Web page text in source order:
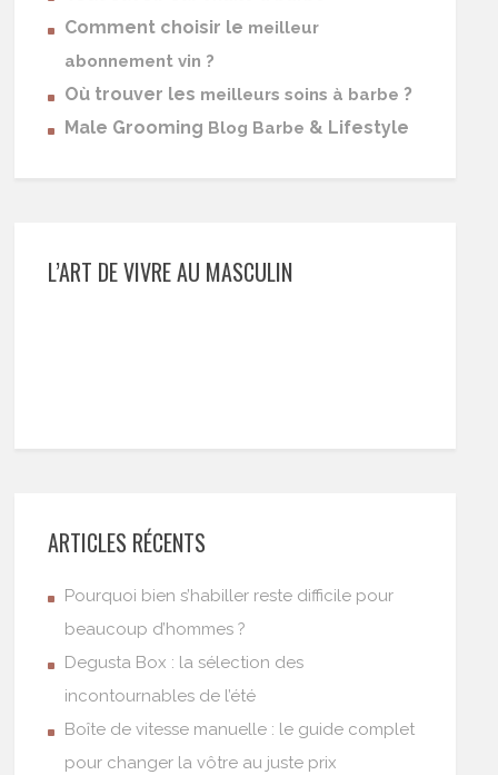
Comment choisir le meilleur
abonnement vin ?
Où trouver les meilleurs soins à barbe ?
Male Grooming Blog Barbe & Lifestyle
L’ART DE VIVRE AU MASCULIN
ARTICLES RÉCENTS
Pourquoi bien s’habiller reste difficile pour
beaucoup d’hommes ?
Degusta Box : la sélection des
incontournables de l’été
Boîte de vitesse manuelle : le guide complet
pour changer la vôtre au juste prix